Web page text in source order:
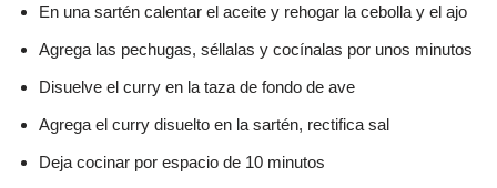
En una sartén calentar el aceite y rehogar la cebolla y el ajo
Agrega las pechugas, séllalas y cocínalas por unos minutos
Disuelve el curry en la taza de fondo de ave
Agrega el curry disuelto en la sartén, rectifica sal
Deja cocinar por espacio de 10 minutos